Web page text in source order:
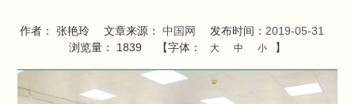
作者： 张艳玲 文章来源： 中国网 发布时间： 2019-05-31
浏览量： 1839 【字体： 大 中 小 】